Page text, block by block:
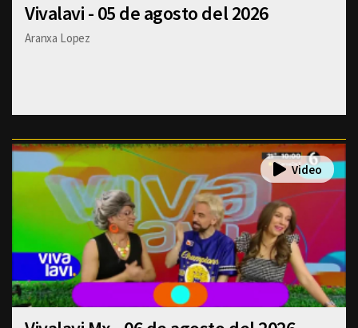
Vivalavi - 05 de agosto del 2026
Aranxa Lopez